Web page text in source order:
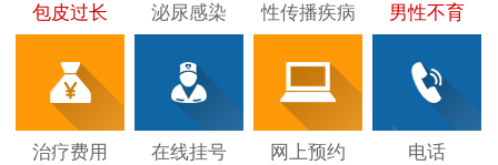
包皮过长 泌尿感染 性传播疾病 男性不育
治疗费用 在线挂号 网上预约 电话